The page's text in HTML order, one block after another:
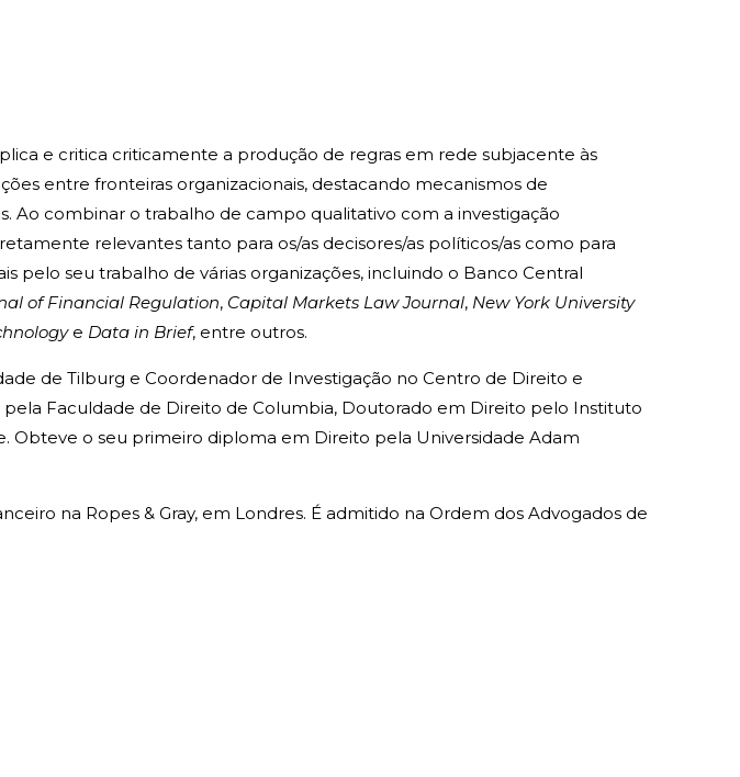
e critica criticamente a produção de regras em rede subjacente às
entre fronteiras organizacionais, destacando mecanismos de
Ao combinar o trabalho de campo qualitativo com a investigação
relevantes tanto para os/as decisores/as políticos/as como para
pelo seu trabalho de várias organizações, incluindo o Banco Central
of Financial Regulation, Capital Markets Law Journal, New York University
e Data in Brief, entre outros.
de Tilburg e Coordenador de Investigação no Centro de Direito e
pela Faculdade de Direito de Columbia, Doutorado em Direito pelo Instituto
o seu primeiro diploma em Direito pela Universidade Adam
na Ropes & Gray, em Londres. É admitido na Ordem dos Advogados de